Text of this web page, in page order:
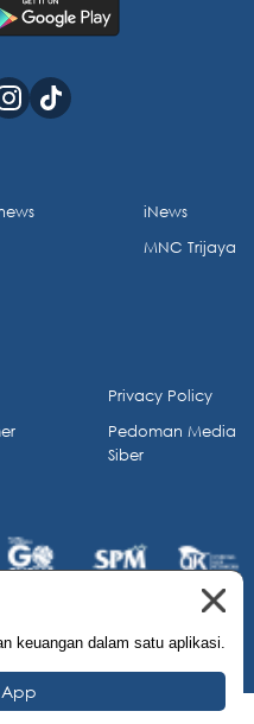
iNews
MNC Trijaya
Privacy Policy
Pedoman Media
Siber
Rights Reserved.
keuangan dalam satu aplikasi.